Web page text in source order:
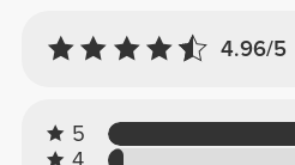
4.96/5
5